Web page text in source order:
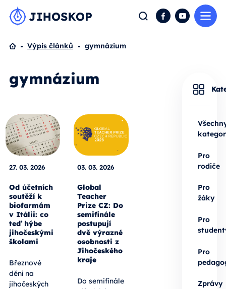
Hledat FacebookYouTube
Domů
Výpis článků gymnázium
gymnázium
27. 03. 2026
Od účetních
soutěží k
biofarmám
v Itálii: co
teď hýbe
jihočeskými
školami
Březnové
dění na
jihočeských
03. 03. 2026
Global
Teacher
Prize CZ: Do
semifinále
postupují
dvě výrazné
osobnosti z
Jihočeského
kraje
Do semifinále
Pro
rodiče
Pro
žáky
Pro
Pro
Zprávy